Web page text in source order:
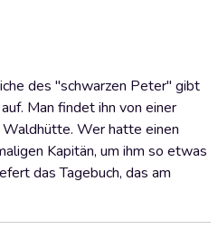
des "schwarzen Peter" gibt
Man findet ihn von einer
Waldhütte. Wer hatte einen
Kapitän, um ihm so etwas
das Tagebuch, das am